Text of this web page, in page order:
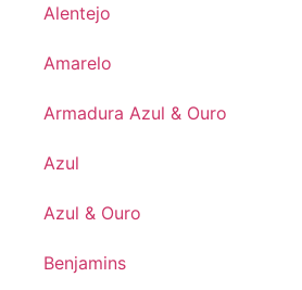
Alentejo
Amarelo
Armadura Azul & Ouro
Azul
Azul & Ouro
Benjamins